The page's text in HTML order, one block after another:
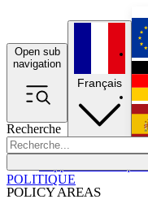
Open sub
navigation
Recherche
POLICY AREAS
Français
POLITIQUE